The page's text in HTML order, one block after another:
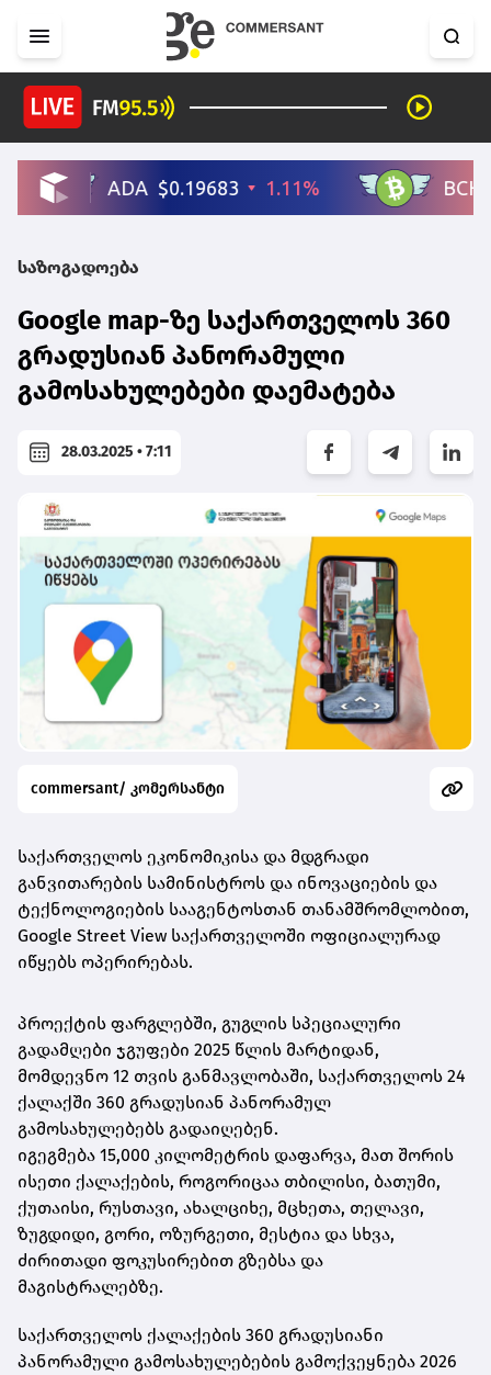
საზოგადოება
Google map-ზე საქართველოს 360
გრადუსიან პანორამული
გამოსახულებები დაემატება
28.03.2025 • 7:11
commersant/ კომერსანტი
საქართველოს ეკონომიკისა და მდგრადი
განვითარების სამინისტროს და ინოვაციების და
ტექნოლოგიების სააგენტოსთან თანამშრომლობით,
Google Street View საქართველოში ოფიციალურად
იწყებს ოპერირებას.
პროექტის ფარგლებში, გუგლის სპეციალური
გადამღები ჯგუფები 2025 წლის მარტიდან,
მომდევნო 12 თვის განმავლობაში, საქართველოს 24
ქალაქში 360 გრადუსიან პანორამულ
გამოსახულებებს გადაიღებენ.
იგეგმება 15,000 კილომეტრის დაფარვა, მათ შორის
ისეთი ქალაქების, როგორიცაა თბილისი, ბათუმი,
ქუთაისი, რუსთავი, ახალციხე, მცხეთა, თელავი,
ზუგდიდი, გორი, ოზურგეთი, მესტია და სხვა,
ძირითადი ფოკუსირებით გზებსა და
მაგისტრალებზე.
საქართველოს ქალაქების 360 გრადუსიანი
პანორამული გამოსახულებების გამოქვეყნება 2026